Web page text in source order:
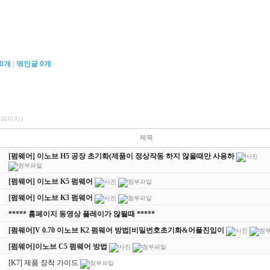
0개 엮인글 0개
이지)
제목
[펌웨어] 이노브 H5 공장 초기화(제품이 정상작동 하지 않을때만 사용하
[펌웨어] 이노브 K5 펌웨어
[펌웨어] 이노브 K3 펌웨어
***** 홈페이지 동영상 플레이가 않될때 *****
[펌웨어]V 0.70 이노브 K2 펌웨어 방법[비밀번호초기화&어플진입이
[펌웨어]이노브 C5 펌웨어 방법
[K7] 제품 장착 가이드